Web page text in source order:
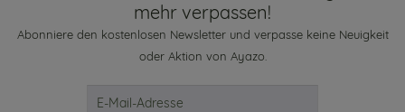
mehr verpassen!
Abonniere den kostenlosen Newsletter und verpasse keine Neuigkeit
oder Aktion von Ayazo.